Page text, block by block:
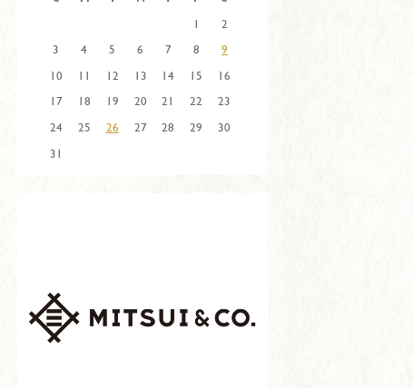
1
2
3
4 5 6 7 8
9
10
11 12 13 14 15
16
17
18 19 20 21 22
23
24
25 26 27 28 29
30
31